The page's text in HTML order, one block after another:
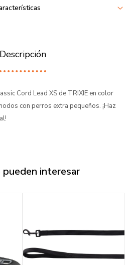
Descripción
Cord Lead XS de TRIXIE en color
con perros extra pequeños. ¡Haz
interesar